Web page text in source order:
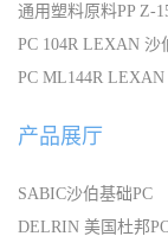
通用塑料原料PP Z-
PC 104R LEXAN 沙
PC ML144R LEXAN
产品展厅
SABIC沙伯基础PC
DELRIN 美国杜邦